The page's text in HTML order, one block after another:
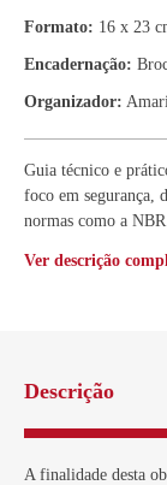
Formato: 16 x 23
Encadernação:
Organizador:
Guia técnico e
foco em segurança,
normas como a
Ver descrição
Descrição
A finalidade desta